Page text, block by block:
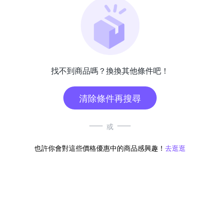
找不到商品嗎？換換其他條件吧！
清除條件再搜尋
或
也許你會對這些價格優惠中的商品感興趣！ 去逛逛